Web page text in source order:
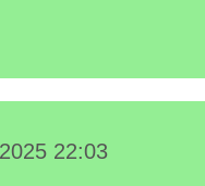
22:03